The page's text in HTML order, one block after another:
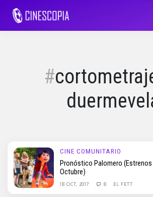
CINE COMUNITARIO
Pronóstico Palomero (Estrenos
Octubre)
18 OCT, 2017 8 EL FETT